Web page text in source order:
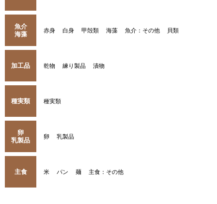
魚介
海藻
赤身 白身 甲殻類 海藻 魚介：その他 貝類
加工品 乾物 練り製品 漬物
種実類 種実類
卵
乳製品
卵 乳製品
主食 米 パン 麺 主食：その他